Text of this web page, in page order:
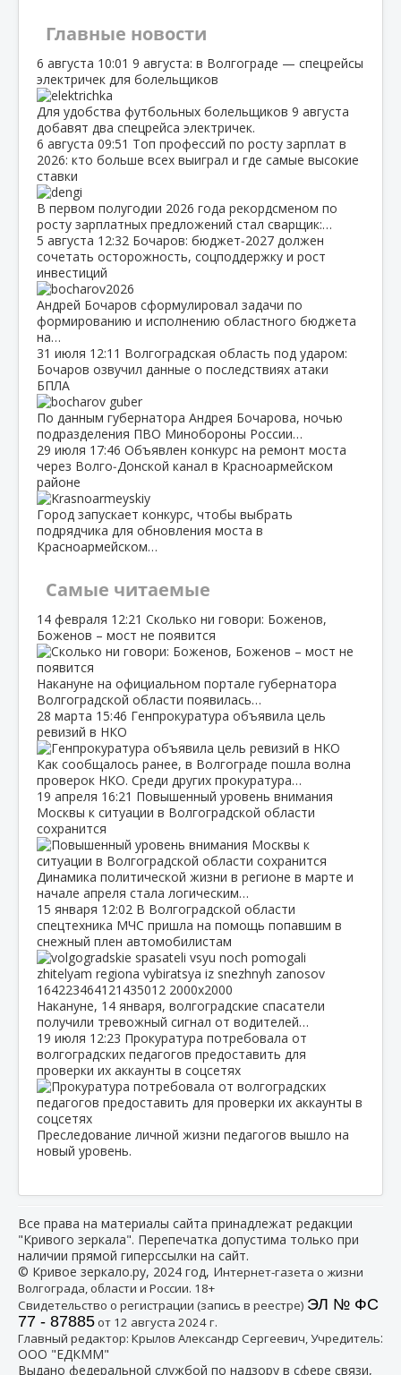
Главные новости
6 августа 10:01 9 августа: в Волгограде — спецрейсы
электричек для болельщиков
Для удобства футбольных болельщиков 9 августа
добавят два спецрейса электричек.
6 августа 09:51 Топ профессий по росту зарплат в
2026: кто больше всех выиграл и где самые высокие
ставки
В первом полугодии 2026 года рекордсменом по
росту зарплатных предложений стал сварщик:…
5 августа 12:32 Бочаров: бюджет‑2027 должен
сочетать осторожность, соцподдержку и рост
инвестиций
Андрей Бочаров сформулировал задачи по
формированию и исполнению областного бюджета
на…
31 июля 12:11 Волгоградская область под ударом:
Бочаров озвучил данные о последствиях атаки
БПЛА
По данным губернатора Андрея Бочарова, ночью
подразделения ПВО Минобороны России…
29 июля 17:46 Объявлен конкурс на ремонт моста
через Волго‑Донской канал в Красноармейском
районе
Город запускает конкурс, чтобы выбрать
подрядчика для обновления моста в
Красноармейском…
Самые читаемые
14 февраля 12:21 Сколько ни говори: Боженов,
Боженов – мост не появится
Накануне на официальном портале губернатора
Волгоградской области появилась…
28 марта 15:46 Генпрокуратура объявила цель
ревизий в НКО
Как сообщалось ранее, в Волгограде пошла волна
проверок НКО. Среди других прокуратура…
19 апреля 16:21 Повышенный уровень внимания
Москвы к ситуации в Волгоградской области
сохранится
Динамика политической жизни в регионе в марте и
начале апреля стала логическим…
15 января 12:02 В Волгоградской области
спецтехника МЧС пришла на помощь попавшим в
снежный плен автомобилистам
Накануне, 14 января, волгоградские спасатели
получили тревожный сигнал от водителей…
19 июля 12:23 Прокуратура потребовала от
волгоградских педагогов предоставить для
проверки их аккаунты в соцсетях
Преследование личной жизни педагогов вышло на
новый уровень.
Все права на материалы сайта принадлежат редакции
"Кривого зеркала". Перепечатка допустима только при
наличии прямой гиперссылки на сайт.
© Кривое зеркало.ру, 2024 год, Интернет-газета о жизни
Волгограда, области и России. 18+
Свидетельство о регистрации (запись в реестре) ЭЛ № ФС
77 - 87885от 12 августа 2024 г.
Главный редактор: Крылов Александр Сергеевич, Учредитель:
ООО "ЕДКММ"
Выдано федеральной службой по надзору в сфере связи,